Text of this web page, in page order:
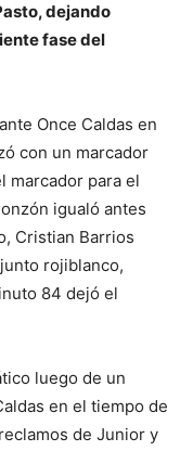
dejando
fase del
Once Caldas en
con un marcador
marcador para el
igualó antes
Cristian Barrios
rojiblanco,
84 dejó el
luego de un
en el tiempo de
de Junior y